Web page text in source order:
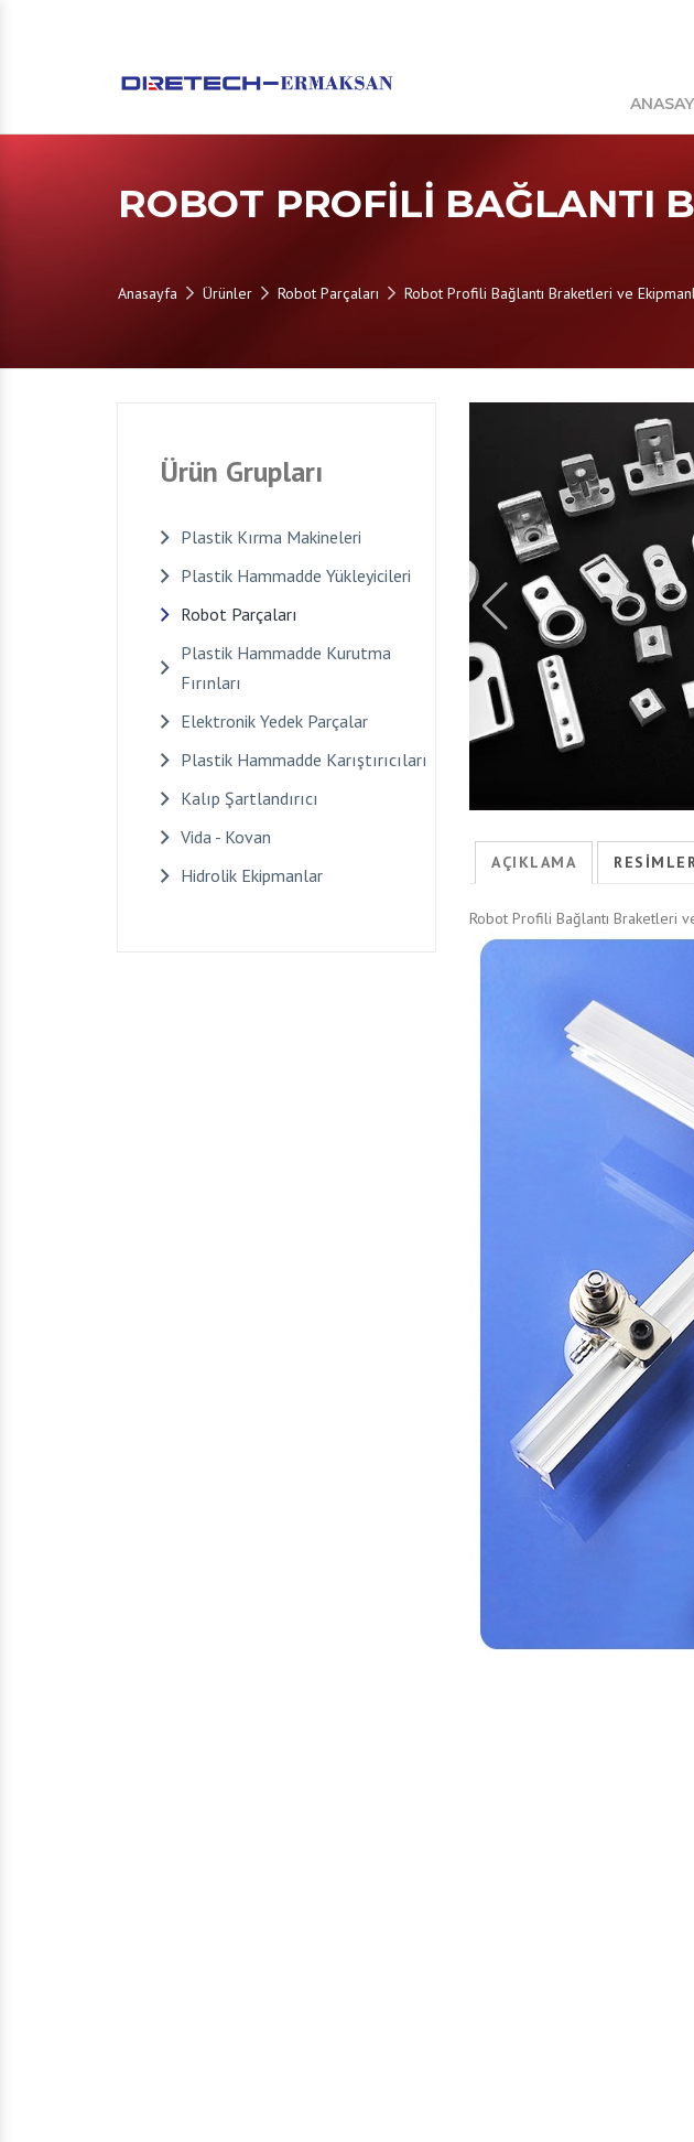
ROBOT PROFILI BAĞLANTI
Anasayfa Ürünler Robot Parçaları Robot Profili Bağlantı Braketleri ve
Ürün Grupları
Plastik Kırma Makineleri
Plastik Hammadde Yükleyicileri
Robot Parçaları
Plastik Hammadde Kurutma
Fırınları
Elektronik Yedek Parçalar
Plastik Hammadde Karıştırıcıları
Kalıp Şartlandırıcı
Vida - Kovan
Hidrolik Ekipmanlar
AÇIKLAMA
Robot Profili Bağlantı Braketleri